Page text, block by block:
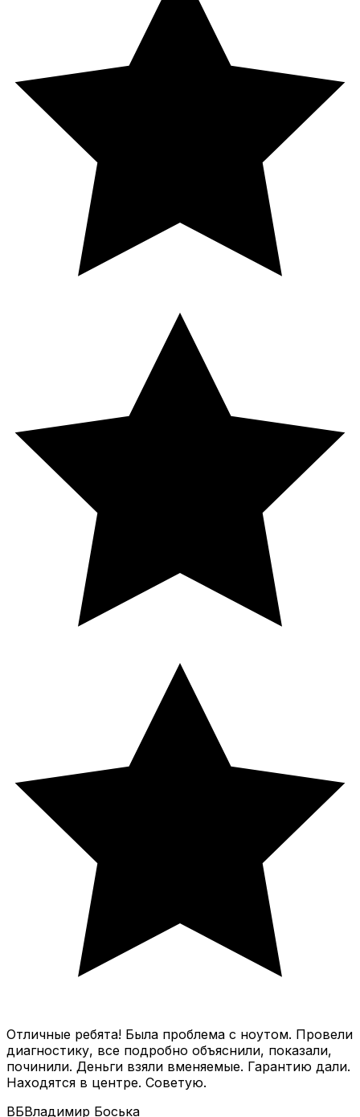
Отличные ребята! Была проблема с ноутом. Провели
диагностику, все подробно объяснили, показали,
починили. Деньги взяли вменяемые. Гарантию дали.
Находятся в центре. Советую.
ВБВладимир Боська